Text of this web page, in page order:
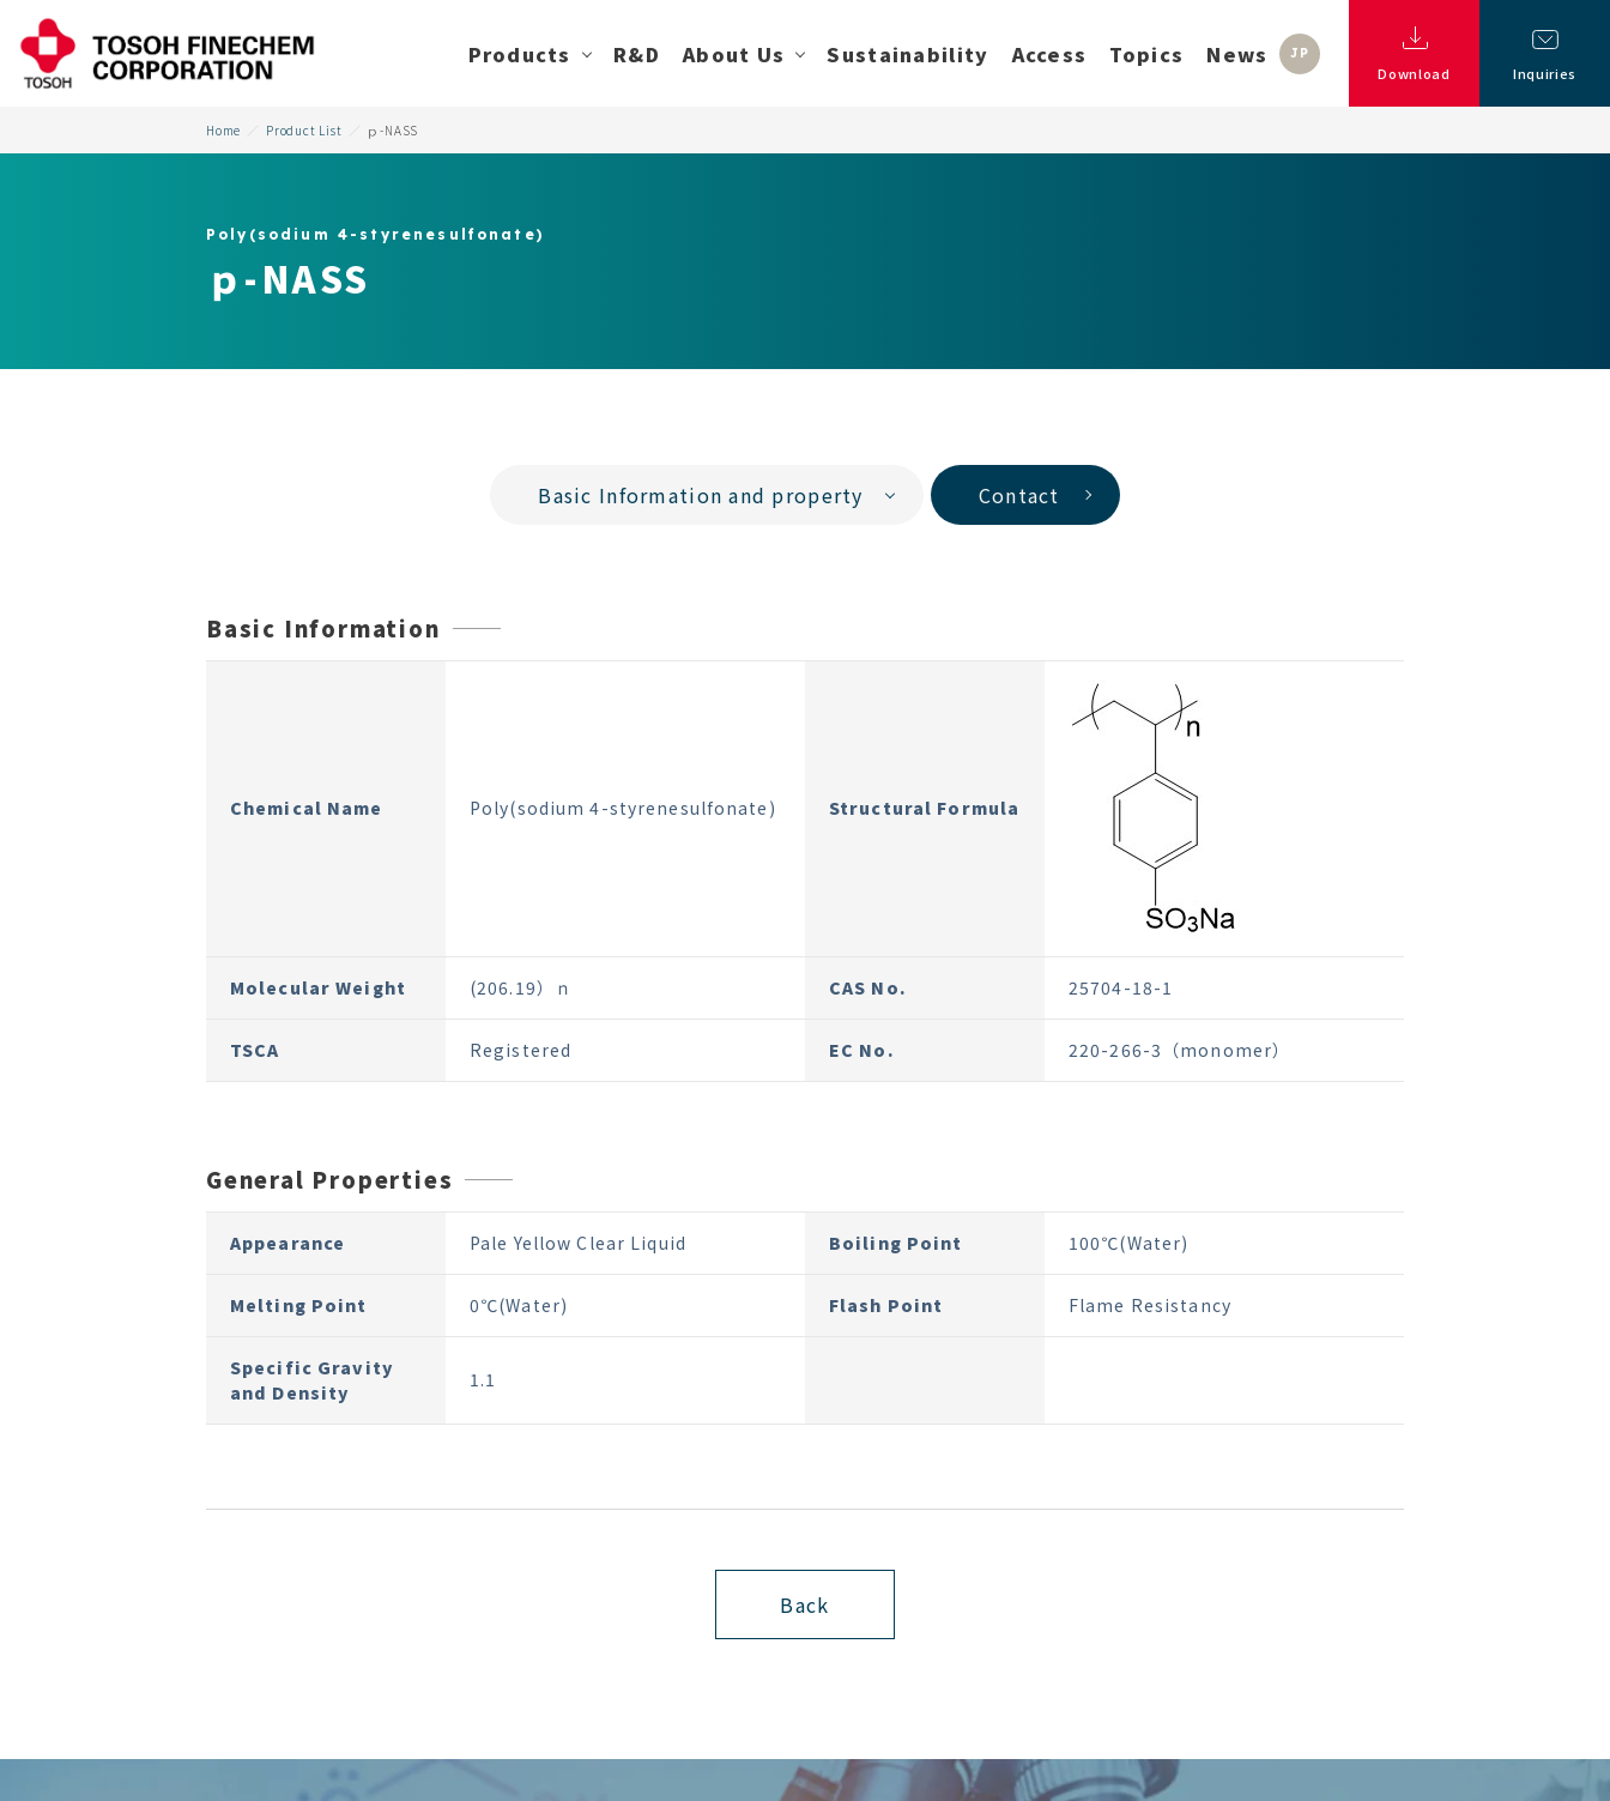
Products R&D About Us Sustainability Access Topics News JP
Download Inquiries
Home Product List ｐ-NASS
Poly(sodium 4-styrenesulfonate)
ｐ-NASS
Basic Information and property Contact
Basic Information
Chemical Name Poly(sodium 4-styrenesulfonate) Structural Formula
Molecular Weight (206.19）ｎ CAS No. 25704-18-1
TSCA Registered EC No. 220-266-3（monomer）
General Properties
Appearance Pale Yellow Clear Liquid Boiling Point 100℃(Water)
Melting Point 0℃(Water) Flash Point Flame Resistancy
Specific Gravity
and Density
1.1
Back